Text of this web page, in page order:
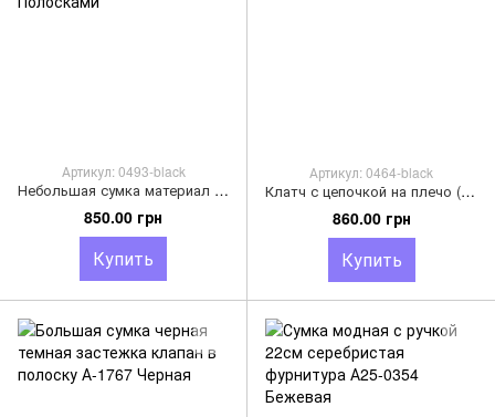
Артикул: 0493-black
Небольшая сумка материал тканевая мешковина (0493) Полосками
850.00 грн
Купить
Артикул: 0464-black
Клатч с цепочкой на плечо (0464) Черный
860.00 грн
Купить